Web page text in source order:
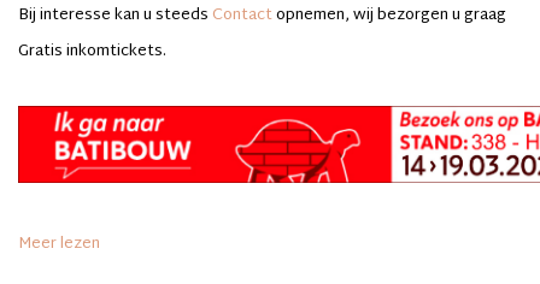
Bij interesse kan u steeds Contactopnemen, wij bezorgen u graag
Gratis inkomtickets.
Meer lezen